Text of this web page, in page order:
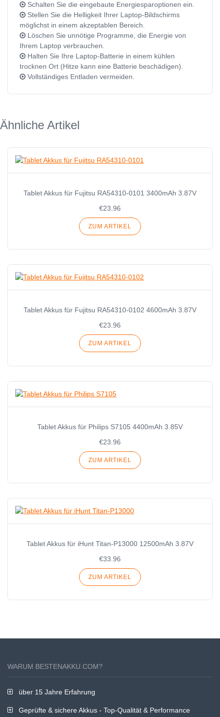
Schalten Sie die eingebaute Energiesparoptionen ein.
Stellen Sie die Helligkeit Ihrer Laptop-Bildschirms
möglichst in einem akzeptablen Bereich.
Löschen Sie unnötige Programme, die Energie von
Ihrem Laptop verbrauchen.
Halten Sie Ihre Laptop-Batterie in einem kühlen
trocknen Ort (Hitze kann eine Batterie beschädigen).
Vollständiges Entladen vermeiden.
Ähnliche Artikel
Tablet Akkus für Fujitsu RA54310-0101 3400mAh 3.87V
€23.96
ZUM ARTIKEL
Tablet Akkus für Fujitsu RA54310-0102 4600mAh 3.87V
€23.96
ZUM ARTIKEL
Tablet Akkus für Philips S7105 4400mAh 3.85V
€23.96
ZUM ARTIKEL
Tablet Akkus für iHunt Titan-P13000 12500mAh 3.87V
€33.96
ZUM ARTIKEL
WARUM BESTENAKKU.COM?
über 15 Jahre Erfahrung
Geprüfte & sichere Akkus - Top-Qualität & Performance